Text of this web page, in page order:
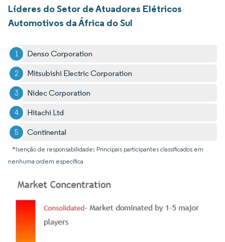
Líderes do Setor de Atuadores Elétricos
Automotivos da África do Sul
Denso Corporation
Mitsubishi Electric Corporation
Nidec Corporation
Hitachi Ltd
Continental
*Isenção de responsabilidade: Principais participantes classificados em
nenhuma ordem específica